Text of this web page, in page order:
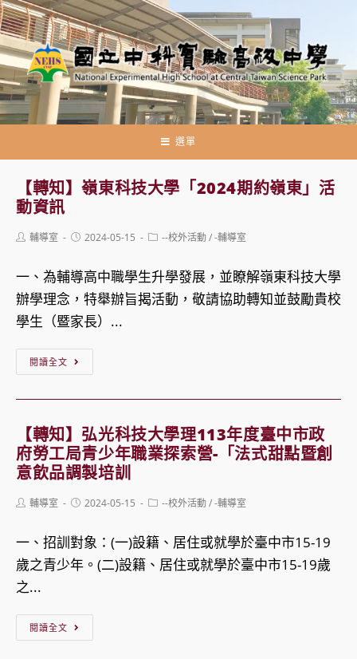
跳
轉
至
主
要
內
選單
【轉知】嶺東科技大學「2024期約嶺東」活
動資訊
Post輔導室
Post2024-05-15
Post--校外活動/-輔導室
一、為輔導高中職學生升學發展，並瞭解嶺東科技大學
辦學理念，特舉辦旨揭活動，敬請協助轉知並鼓勵貴校
學生（暨家長）...
閱讀全文
嶺
東
科
技
「2024
期
【轉知】弘光科技大學理113年度臺中市政
府勞工局青少年職業探索營-「法式甜點暨創
意飲品調製培訓
Post輔導室
Post2024-05-15
Post--校外活動/-輔導室
一、招訓對象：(一)設籍、居住或就學於臺中市15-19
歲之青少年。(二)設籍、居住或就學於臺中市15-19歲
之...
閱讀全文